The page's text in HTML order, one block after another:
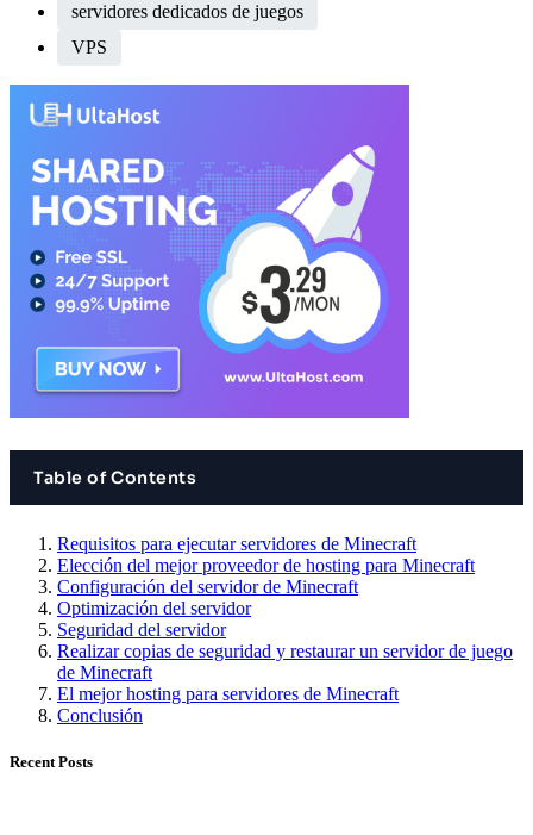
servidores dedicados de juegos
VPS
Table of Contents
Requisitos para ejecutar servidores de Minecraft
Elección del mejor proveedor de hosting para Minecraft
Configuración del servidor de Minecraft
Optimización del servidor
Seguridad del servidor
Realizar copias de seguridad y restaurar un servidor de juego
de Minecraft
El mejor hosting para servidores de Minecraft
Conclusión
Recent Posts